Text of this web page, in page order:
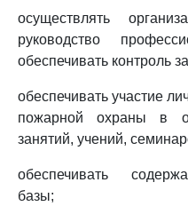
осуществлять
руководство
обеспечивать контроль
обеспечивать участие
пожарной охраны в
занятий, учений,
обеспечивать
базы;